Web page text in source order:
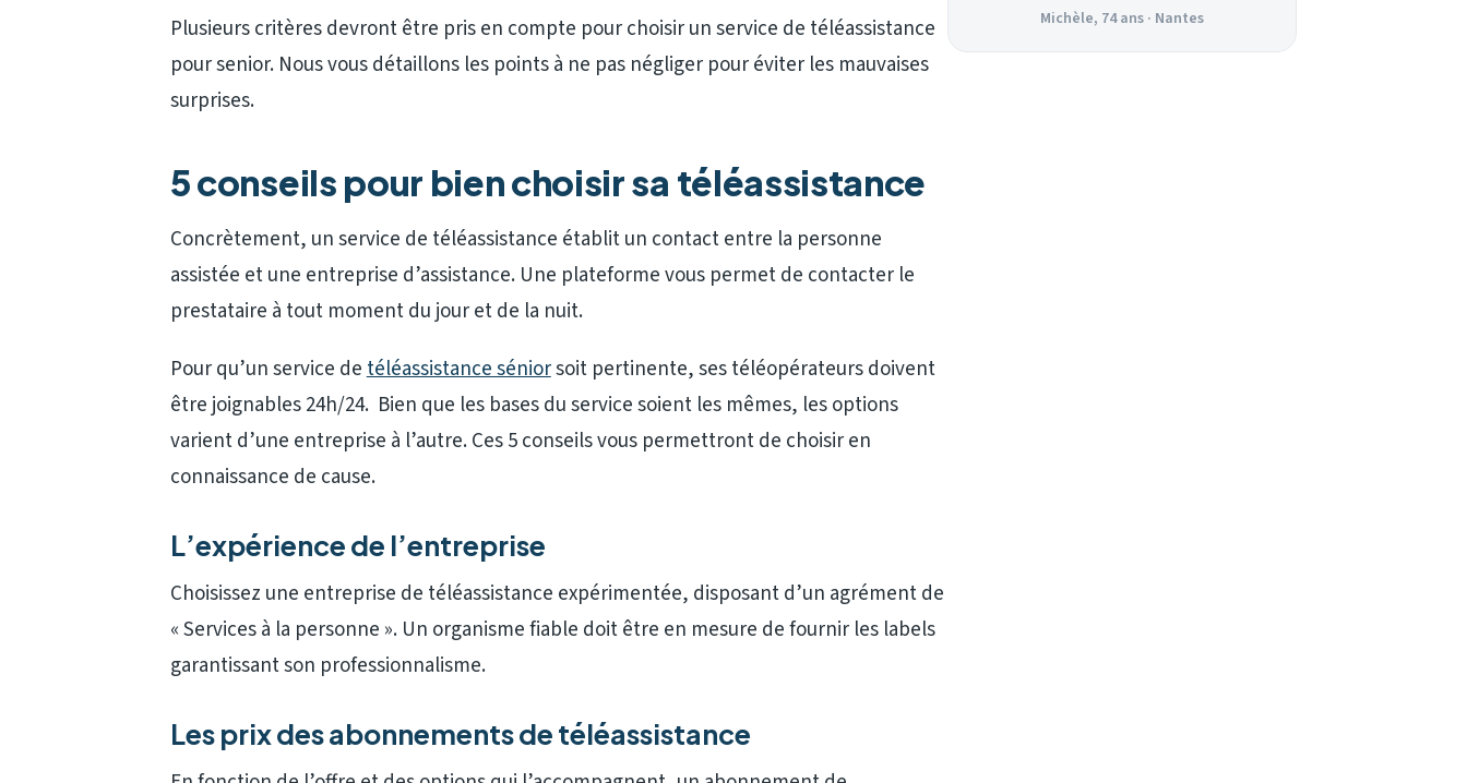
Plusieurs critères devront être pris en compte pour choisir un service de téléassistance
pour senior. Nous vous détaillons les points à ne pas négliger pour éviter les mauvaises
surprises.
5 conseils pour bien choisir sa téléassistance
Concrètement, un service de téléassistance établit un contact entre la personne
assistée et une entreprise d’assistance. Une plateforme vous permet de contacter le
prestataire à tout moment du jour et de la nuit.
Pour qu’un service detéléassistance séniorsoit pertinente, ses téléopérateurs doivent
être joignables 24h/24. Bien que les bases du service soient les mêmes, les options
varient d’une entreprise à l’autre. Ces 5 conseils vous permettront de choisir en
connaissance de cause.
L’expérience de l’entreprise
Choisissez une entreprise de téléassistance expérimentée, disposant d’un agrément de
« Services à la personne ». Un organisme fiable doit être en mesure de fournir les labels
garantissant son professionnalisme.
Les prix des abonnements de téléassistance
Michèle, 74 ans · Nantes